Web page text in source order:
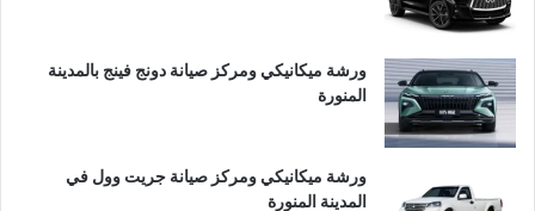
ورشة ميكانيكي ومركز صيانة دونج فينج بالمدينة
المنورة
ورشة ميكانيكي ومركز صيانة جريت وول في
المدينة المنورة